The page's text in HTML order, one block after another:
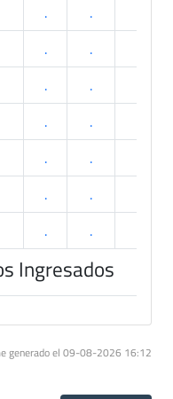
. .
. .
. .
. .
. .
. .
. .
Ingresados
generado el 09-08-2026 16:12